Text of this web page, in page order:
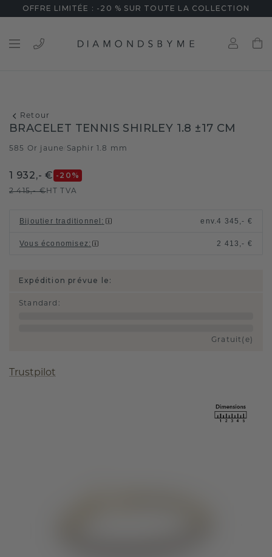
OFFRE LIMITÉE : -20 % SUR TOUTE LA COLLECTION
Retour
BRACELET TENNIS SHIRLEY 1.8 ±17 CM
585 Or jaune Saphir 1.8 mm
1 932,- € -20 %
2 415,- €HT TVA
Bijoutier traditionnel : env.4 345,- €
Vous économisez: 2 413,- €
Expédition prévue le:
Standard :
Gratuit(e)
Trustpilot